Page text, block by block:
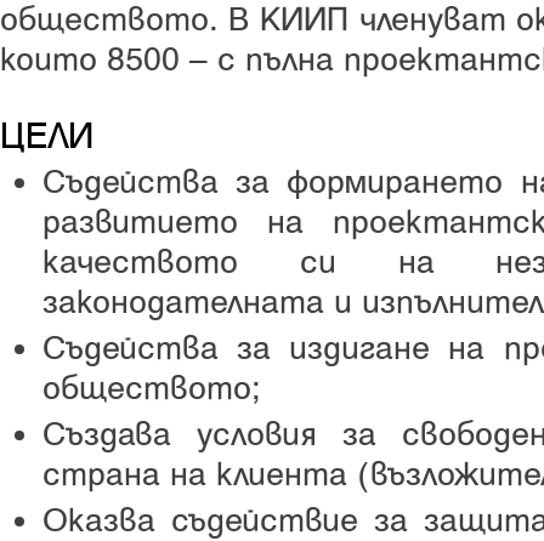
обществото. В КИИП членуват
които 8500 – с пълна
ЦЕЛИ
Съдейства за формирането
развитието на
качеството си на
законодателната и
Съдейства за издигане на
обществото;
Създава условия за
страна на клиента
Оказва съдействие за